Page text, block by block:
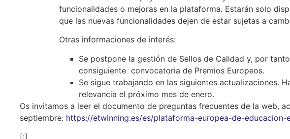
funcionalidades o mejoras en la plataforma. Estarán solo
que las nuevas funcionalidades dejen de estar sujetas a
Otras informaciones de interés:
Se postpone la gestión de Sellos de Calidad y, por
consiguiente convocatoria de Premios Europeos.
Se sigue trabajando en las siguientes actualizaciones.
relevancia el próximo mes de enero.
Os invitamos a leer el documento de preguntas frecuentes de la web,
septiembre: https://etwinning.es/es/plataforma-europea-de-
[:]